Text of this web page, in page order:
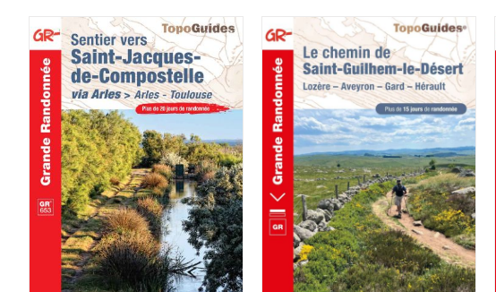
AJOUTER AU PANIER
/
DÉTAILS
AJOUTER AU PANIER
/
DÉTAILS